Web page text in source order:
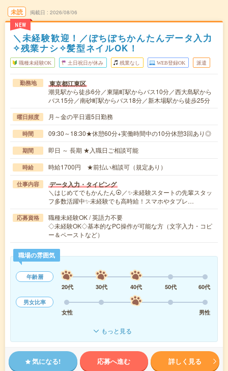
未読
NEW
掲載日 2026/08/06
＼未経験歓迎！／ぽちぽちかんたんデータ入力
✧残業ナシ✧髪型ネイルOK！
職種未経験OK 土日祝日が休み 残業なし WEB登録OK 派遣
勤務地 東京都江東区
潮見駅から徒歩6分／東陽町駅からバス10分／西大島駅から
バス15分／南砂町駅からバス18分／新木場駅から徒歩25分
曜日頻度 月～金の平日週5日勤務
時間 09:30～18:30★休憩60分+実働時間中の10分休憩3回あり◎
期間 即日 ～ 長期 ★入職日ご相談可能
時給 時給1700円 ★前払い相談可（規定あり）
仕事内容 データ入力・タイピング
＼はじめてでもかんたん⦿／✨未経験スタートの先輩スタッ
フ多数活躍中✨未経験でも高時給！スマホやタブレ…
応募資格
職種未経験OK / 英語力不要
◇未経験OK◇基本的なPC操作が可能な方（文字入力・コピ
ー＆ペーストなど）
職場の雰囲気
年齢層
20代
30代 40代 50代
60代
男女比率
女性
男性
もっと見る
気になる! 応募へ進む 詳しく見る